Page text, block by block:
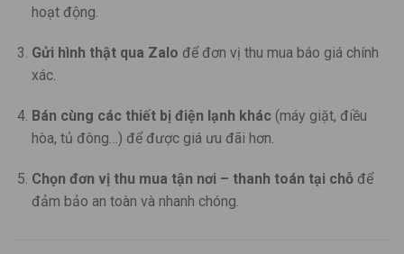
hoạt động.
Gửi hình thật qua Zalo để đơn vị thu mua báo giá chính
xác.
Bán cùng các thiết bị điện lạnh khác (máy giặt, điều
hòa, tủ đông…) để được giá ưu đãi hơn.
Chọn đơn vị thu mua tận nơi – thanh toán tại chỗ để
đảm bảo an toàn và nhanh chóng.